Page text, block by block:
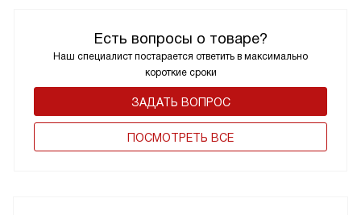
Есть вопросы о товаре?
Наш специалист постарается ответить в максимально
короткие сроки
ЗАДАТЬ ВОПРОС
ПОCМОТРЕТЬ ВСЕ